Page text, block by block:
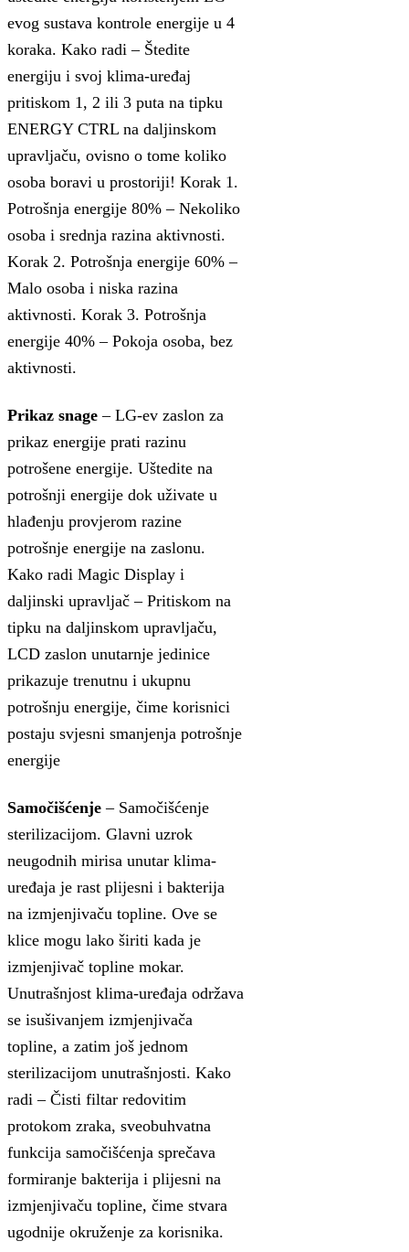
evog sustava kontrole energije u 4
koraka. Kako radi – Štedite
energiju i svoj klima-uređaj
pritiskom 1, 2 ili 3 puta na tipku
ENERGY CTRL na daljinskom
upravljaču, ovisno o tome koliko
osoba boravi u prostoriji! Korak 1.
Potrošnja energije 80% – Nekoliko
osoba i srednja razina aktivnosti.
Korak 2. Potrošnja energije 60% –
Malo osoba i niska razina
aktivnosti. Korak 3. Potrošnja
energije 40% – Pokoja osoba, bez
aktivnosti.
Prikaz snage – LG-ev zaslon za
prikaz energije prati razinu
potrošene energije. Uštedite na
potrošnji energije dok uživate u
hlađenju provjerom razine
potrošnje energije na zaslonu.
Kako radi Magic Display i
daljinski upravljač – Pritiskom na
tipku na daljinskom upravljaču,
LCD zaslon unutarnje jedinice
prikazuje trenutnu i ukupnu
potrošnju energije, čime korisnici
postaju svjesni smanjenja potrošnje
energije
Samočišćenje – Samočišćenje
sterilizacijom. Glavni uzrok
neugodnih mirisa unutar klima-
uređaja je rast plijesni i bakterija
na izmjenjivaču topline. Ove se
klice mogu lako širiti kada je
izmjenjivač topline mokar.
Unutrašnjost klima-uređaja održava
se isušivanjem izmjenjivača
topline, a zatim još jednom
sterilizacijom unutrašnjosti. Kako
radi – Čisti filtar redovitim
protokom zraka, sveobuhvatna
funkcija samočišćenja sprečava
formiranje bakterija i plijesni na
izmjenjivaču topline, čime stvara
ugodnije okruženje za korisnika.